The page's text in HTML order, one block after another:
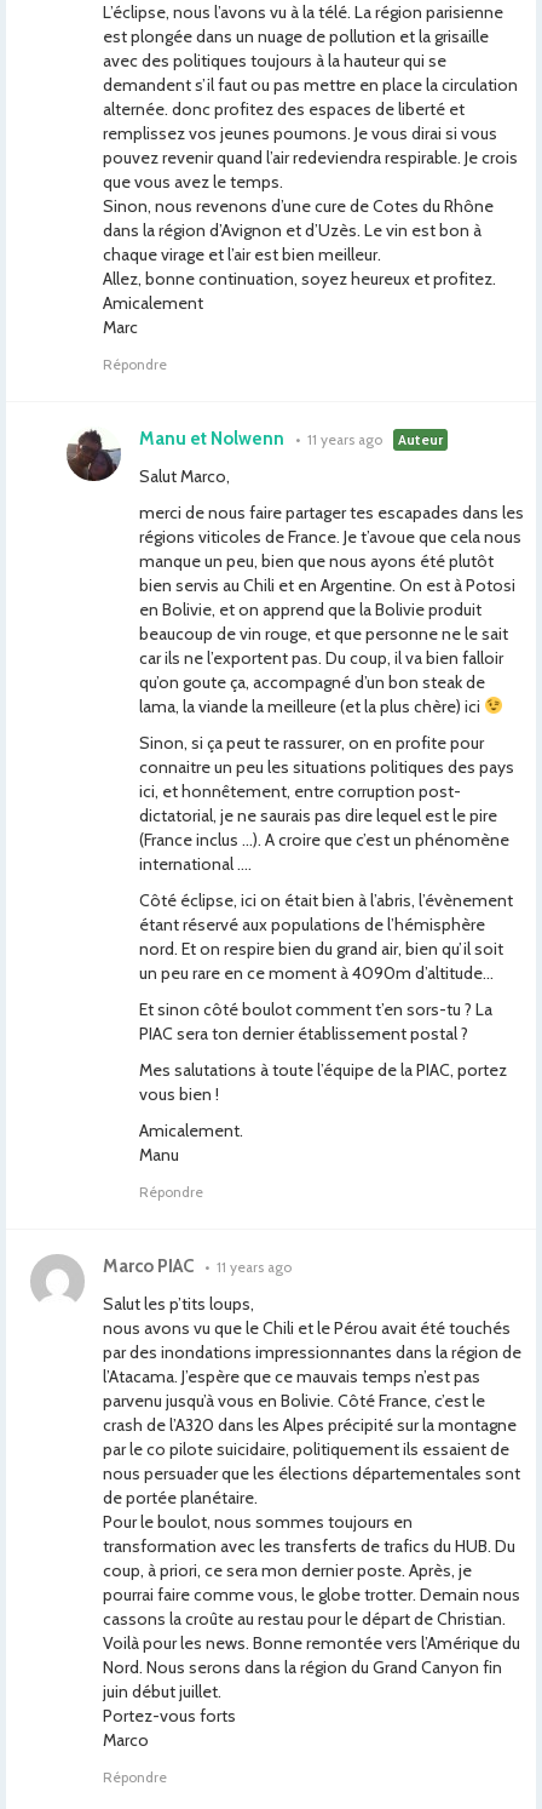
L’éclipse, nous l’avons vu à la télé. La région parisienne
est plongée dans un nuage de pollution et la grisaille
avec des politiques toujours à la hauteur qui se
demandent s’il faut ou pas mettre en place la circulation
alternée. donc profitez des espaces de liberté et
remplissez vos jeunes poumons. Je vous dirai si vous
pouvez revenir quand l’air redeviendra respirable. Je crois
que vous avez le temps.
Sinon, nous revenons d’une cure de Cotes du Rhône
dans la région d’Avignon et d’Uzès. Le vin est bon à
chaque virage et l’air est bien meilleur.
Allez, bonne continuation, soyez heureux et profitez.
Amicalement
Marc
Répondre
Manu et Nolwenn • 11 years ago Auteur
Salut Marco,
merci de nous faire partager tes escapades dans les
régions viticoles de France. Je t’avoue que cela nous
manque un peu, bien que nous ayons été plutôt
bien servis au Chili et en Argentine. On est à Potosi
en Bolivie, et on apprend que la Bolivie produit
beaucoup de vin rouge, et que personne ne le sait
car ils ne l’exportent pas. Du coup, il va bien falloir
qu’on goute ça, accompagné d’un bon steak de
lama, la viande la meilleure (et la plus chère) ici
Sinon, si ça peut te rassurer, on en profite pour
connaitre un peu les situations politiques des pays
ici, et honnêtement, entre corruption post-
dictatorial, je ne saurais pas dire lequel est le pire
(France inclus …). A croire que c’est un phénomène
international ….
Côté éclipse, ici on était bien à l’abris, l’évènement
étant réservé aux populations de l’hémisphère
nord. Et on respire bien du grand air, bien qu’il soit
un peu rare en ce moment à 4090m d’altitude…
Et sinon côté boulot comment t’en sors-tu ? La
PIAC sera ton dernier établissement postal ?
Mes salutations à toute l’équipe de la PIAC, portez
vous bien !
Amicalement.
Manu
Répondre
Marco PIAC • 11 years ago
Salut les p’tits loups,
nous avons vu que le Chili et le Pérou avait été touchés
par des inondations impressionnantes dans la région de
l’Atacama. J’espère que ce mauvais temps n’est pas
parvenu jusqu’à vous en Bolivie. Côté France, c’est le
crash de l’A320 dans les Alpes précipité sur la montagne
par le co pilote suicidaire, politiquement ils essaient de
nous persuader que les élections départementales sont
de portée planétaire.
Pour le boulot, nous sommes toujours en
transformation avec les transferts de trafics du HUB. Du
coup, à priori, ce sera mon dernier poste. Après, je
pourrai faire comme vous, le globe trotter. Demain nous
cassons la croûte au restau pour le départ de Christian.
Voilà pour les news. Bonne remontée vers l’Amérique du
Nord. Nous serons dans la région du Grand Canyon fin
juin début juillet.
Portez-vous forts
Marco
Répondre